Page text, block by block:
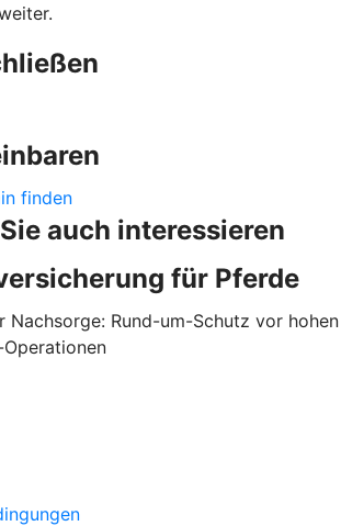
finden
auch interessieren
für Pferde
Nachsorge: Rund-um-Schutz vor hohen